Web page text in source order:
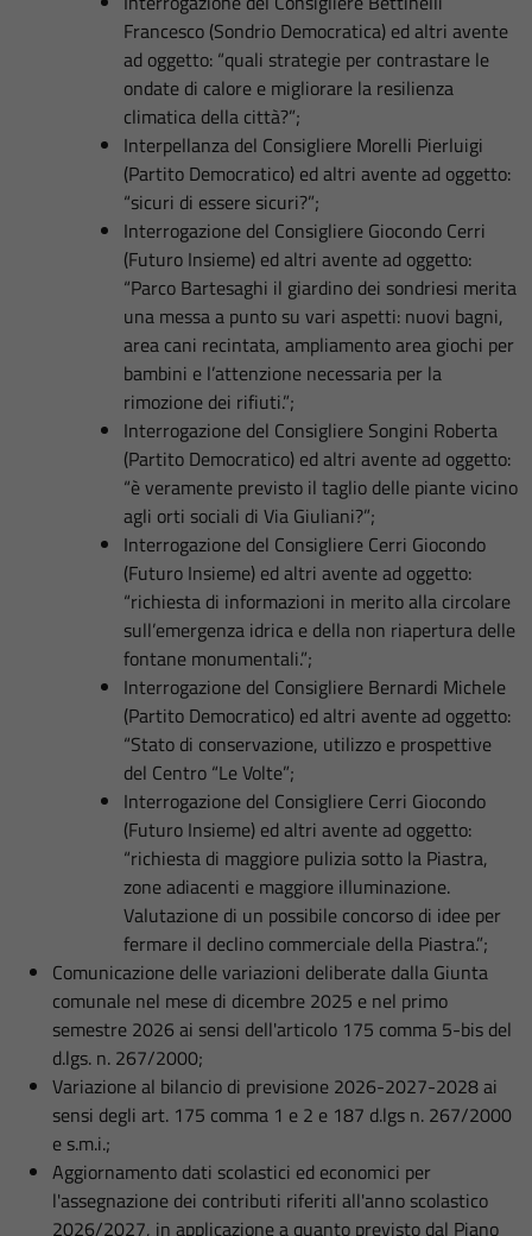
Francesco (Sondrio Democratica) ed altri avente
ad oggetto: “quali strategie per contrastare le
ondate di calore e migliorare la resilienza
climatica della città?”;
Interpellanza del Consigliere Morelli Pierluigi
(Partito Democratico) ed altri avente ad oggetto:
“sicuri di essere sicuri?”;
Interrogazione del Consigliere Giocondo Cerri
(Futuro Insieme) ed altri avente ad oggetto:
“Parco Bartesaghi il giardino dei sondriesi merita
una messa a punto su vari aspetti: nuovi bagni,
area cani recintata, ampliamento area giochi per
bambini e l’attenzione necessaria per la
rimozione dei rifiuti.”;
Interrogazione del Consigliere Songini Roberta
(Partito Democratico) ed altri avente ad oggetto:
“è veramente previsto il taglio delle piante vicino
agli orti sociali di Via Giuliani?”;
Interrogazione del Consigliere Cerri Giocondo
(Futuro Insieme) ed altri avente ad oggetto:
“richiesta di informazioni in merito alla circolare
sull’emergenza idrica e della non riapertura delle
fontane monumentali.”;
Interrogazione del Consigliere Bernardi Michele
(Partito Democratico) ed altri avente ad oggetto:
“Stato di conservazione, utilizzo e prospettive
del Centro “Le Volte”;
Interrogazione del Consigliere Cerri Giocondo
(Futuro Insieme) ed altri avente ad oggetto:
“richiesta di maggiore pulizia sotto la Piastra,
zone adiacenti e maggiore illuminazione.
Valutazione di un possibile concorso di idee per
fermare il declino commerciale della Piastra.”;
Comunicazione delle variazioni deliberate dalla Giunta
comunale nel mese di dicembre 2025 e nel primo
semestre 2026 ai sensi dell'articolo 175 comma 5-bis del
d.lgs. n. 267/2000;
Variazione al bilancio di previsione 2026-2027-2028 ai
sensi degli art. 175 comma 1 e 2 e 187 d.lgs n. 267/2000
e s.m.i.;
Aggiornamento dati scolastici ed economici per
l'assegnazione dei contributi riferiti all'anno scolastico
2026/2027, in applicazione a quanto previsto dal Piano